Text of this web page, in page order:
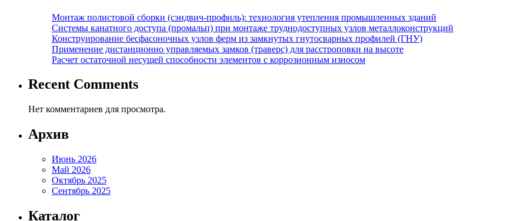
Монтаж полистовой сборки (сэндвич-профиль): технология утепления промышленных зданий
Системы канатного доступа (промальп) при монтаже труднодоступных узлов металлоконструкций
Конструирование бесфасоночных узлов ферм из замкнутых гнутосварных профилей (ГНУ)
Применение дистанционно управляемых замков (траверс) для расстроповки на высоте
Расчет остаточной несущей способности элементов с коррозионным износом
Recent Comments
Нет комментариев для просмотра.
Архив
Июнь 2026
Май 2026
Октябрь 2025
Сентябрь 2025
Каталог